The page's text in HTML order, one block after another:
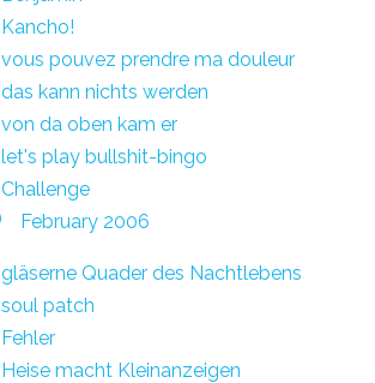
Kancho!
vous pouvez prendre ma douleur
das kann nichts werden
von da oben kam er
let's play bullshit-bingo
Challenge
February 2006
gläserne Quader des Nachtlebens
soul patch
Fehler
Heise macht Kleinanzeigen